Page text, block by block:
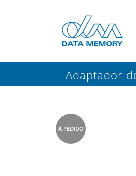
Adaptador
A PEDIDO